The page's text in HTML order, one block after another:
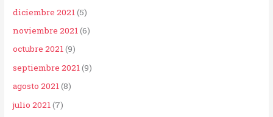
diciembre 2021(5)
noviembre 2021(6)
octubre 2021(9)
septiembre 2021(9)
agosto 2021(8)
julio 2021(7)